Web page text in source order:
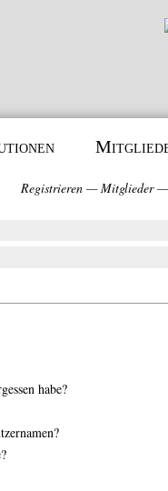
Registrieren —Mitglieder—
habe?